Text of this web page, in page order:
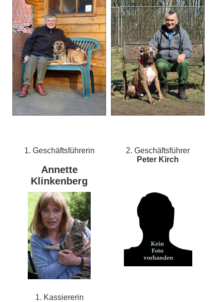
1. Geschäftsführerin
Annette
Klinkenberg
2. Geschäftsführer
Peter Kirch
1. Kassiererin